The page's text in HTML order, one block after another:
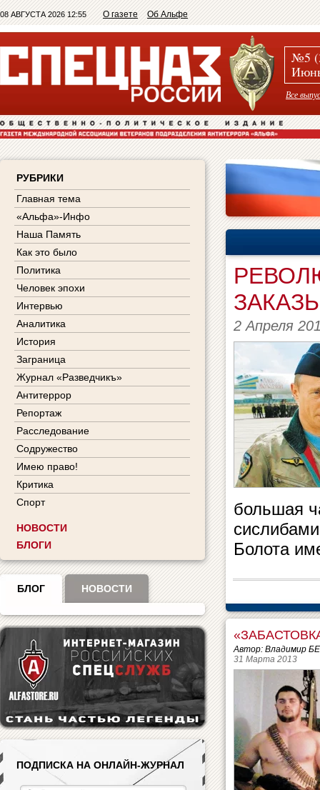
08 АВГУСТА 2026 12:55 О газете Об Альфе
№5
Все
РУБРИКИ
Главная тема
«Альфа»-Инфо
Наша Память
Как это было
Политика
Человек эпохи
Интервью
Аналитика
История
Заграница
Журнал «Разведчикъ»
Антитеррор
Репортаж
Расследование
Содружество
Имею право!
Критика
Спорт
НОВОСТИ
БЛОГИ
БЛОГ НОВОСТИ
ПОДПИСКА НА ОНЛАЙН-ЖУРНАЛ
2 Апреля
большая
Болота
Автор: Владимир
31 Марта 2013